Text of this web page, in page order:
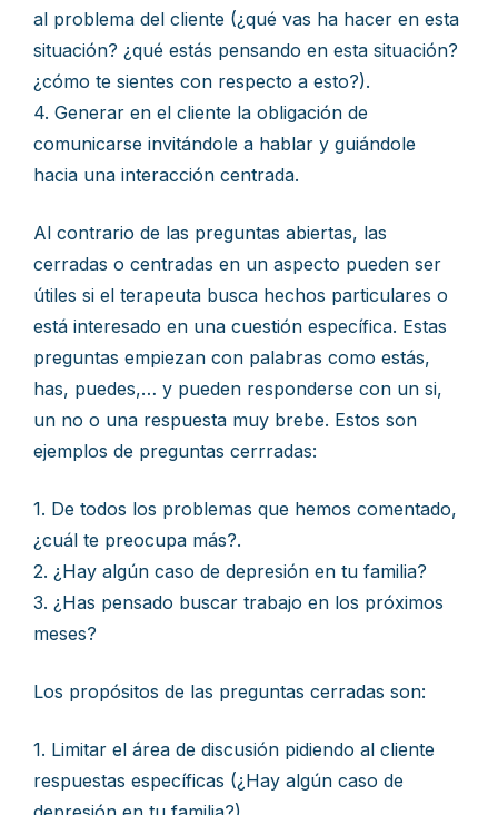
al problema del cliente (¿qué vas ha hacer en esta
situación? ¿qué estás pensando en esta situación?
¿cómo te sientes con respecto a esto?).
4. Generar en el cliente la obligación de
comunicarse invitándole a hablar y guiándole
hacia una interacción centrada.
Al contrario de las preguntas abiertas, las
cerradas o centradas en un aspecto pueden ser
útiles si el terapeuta busca hechos particulares o
está interesado en una cuestión específica. Estas
preguntas empiezan con palabras como estás,
has, puedes,… y pueden responderse con un si,
un no o una respuesta muy brebe. Estos son
ejemplos de preguntas cerrradas:
1. De todos los problemas que hemos comentado,
¿cuál te preocupa más?.
2. ¿Hay algún caso de depresión en tu familia?
3. ¿Has pensado buscar trabajo en los próximos
meses?
Los propósitos de las preguntas cerradas son:
1. Limitar el área de discusión pidiendo al cliente
respuestas específicas (¿Hay algún caso de